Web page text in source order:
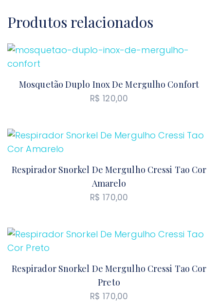
Produtos relacionados
Mosquetão Duplo Inox De Mergulho Confort
R$ 120,00
Respirador Snorkel De Mergulho Cressi Tao Cor
Amarelo
R$ 170,00
Respirador Snorkel De Mergulho Cressi Tao Cor
Preto
R$ 170,00